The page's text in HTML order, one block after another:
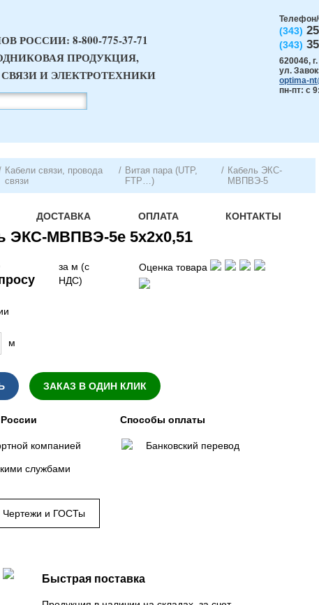
(343)
(343)
620046,
ул.
optima-
пн-пт: с
РОССИИ: 8-800-775-37-71
ПРОДУКЦИЯ,
И ЭЛЕКТРОТЕХНИКИ
ДОСТАВКА ОПЛАТА КОНТАКТЫ
Кабели связи, провода
связи
/ Витая пара (UTP,
FTP…)
/ Кабель ЭКС-
МВПВЭ-5
ЭКС-МВПВЭ-5е 5х2х0,51
за м (с
НДС)
Оценка товара
м
ЗАКАЗ В ОДИН КЛИК
компанией
службами
Способы оплаты
Банковский перевод
Чертежи и ГОСТы
Быстрая поставка